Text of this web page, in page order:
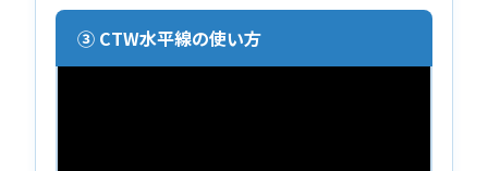
③ CTW水平線の使い方